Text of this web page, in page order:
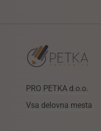
PRO PETKA d.o.o.
Vsa delovna mesta